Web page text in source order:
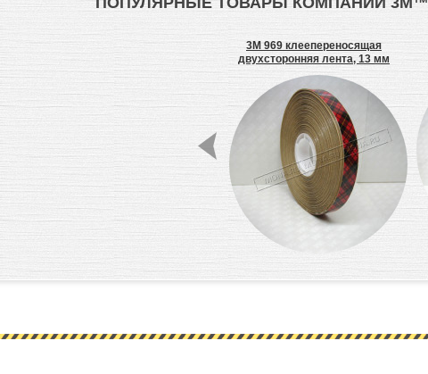
3M 969 клеепереносящая
двухсторонняя лента, 13 мм